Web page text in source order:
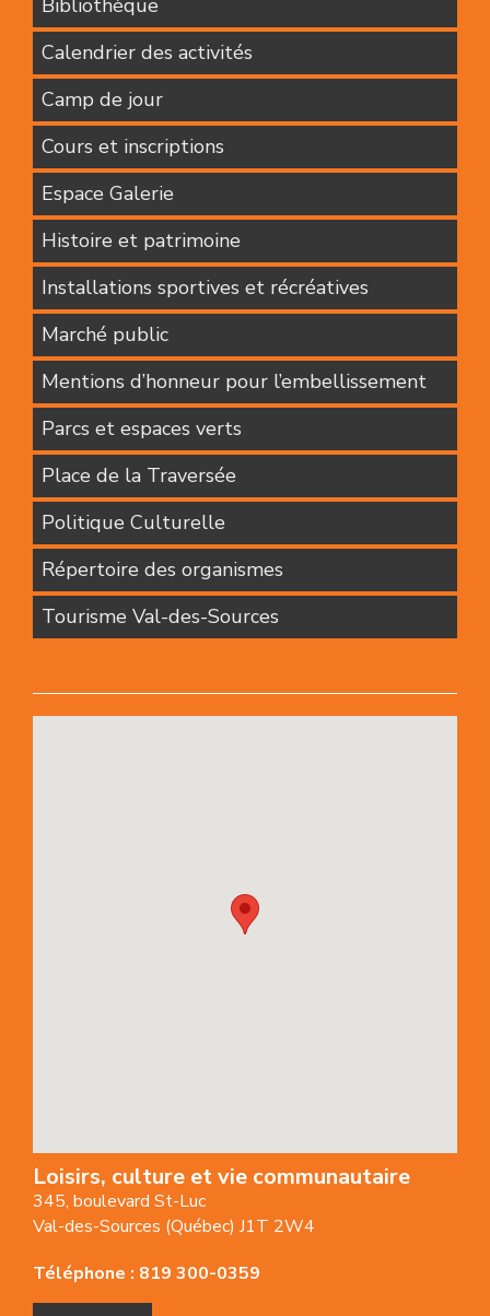
culture
et
vie
communautaire,
durant
les
heures
d’ouverture
prévues
et
annoncées
cet
effet.
Bibliothèque
Calendrier des activités
Camp de jour
Cours et inscriptions
Espace Galerie
Histoire et patrimoine
Installations sportives et récréatives
Marché public
Mentions d’honneur pour l’embellissement
Parcs et espaces verts
Place de la Traversée
Politique Culturelle
Répertoire des organismes
Tourisme Val-des-Sources
Loisirs, culture et vie communautaire
345, boulevard St-Luc
Val-des-Sources (Québec) J1T 2W4
Téléphone : 819 300-0359